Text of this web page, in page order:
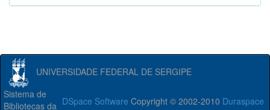
UNIVERSIDADE FEDERAL DE SERGIPE
DSpace Software Copyright © 2002-2010 Duraspace
Sistema de
Bibliotecas da